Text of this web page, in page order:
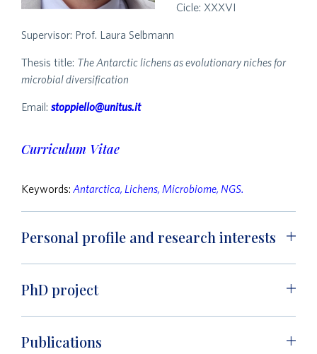
Cicle: XXXVI
Supervisor: Prof. Laura Selbmann
Thesis title: The Antarctic lichens as evolutionary niches for
microbial diversification
Email: stoppiello@unitus.it
Curriculum Vitae
Keywords: Antarctica, Lichens, Microbiome, NGS.
Personal profile and research interests
PhD project
Publications